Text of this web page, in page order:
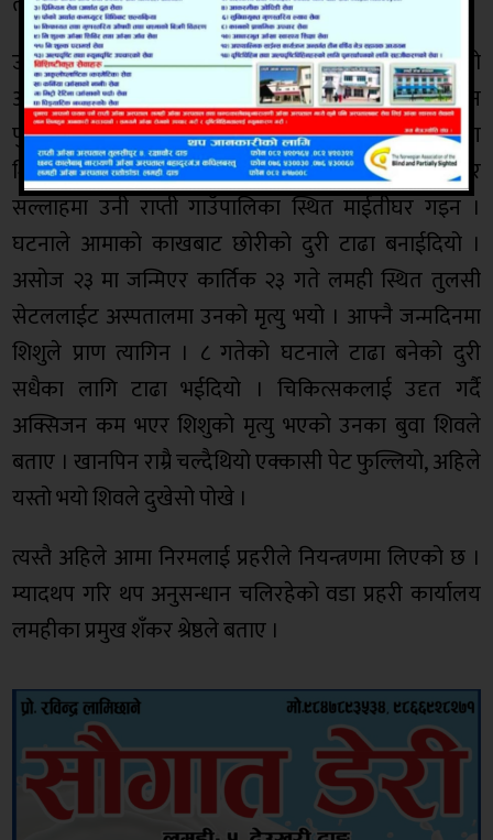
उनलाई आमाको न्यानो काख चाहिन्थ्यो । पोसिलो आहारको
आबस्यक्ता थियो । विभिन्न आबस्यक्ताबाट शिशु बञ्चित हुन
पुगिन । डिस्चार्जको बेलापनि चिकित्सकले अर्धचेत आमासँग
शिशुको दुरी कायम गर्न सल्लाह दिए । सोही अनुरुप घर
सल्लाहमा उनी राप्ती गाउँपालिका स्थित माईतीघर गइन ।
घटनाले आमाको काखबाट छोरीको दुरी टाढा बनाईदियो ।
असोज २३ मा जन्मिएर कार्तिक २३ गते लमही स्थित तुलसी
सेटललाईट अस्पतालमा उनको मृत्यु भयो । आफ्नै जन्मदिनमा
शिशुले प्राण त्यागिन । ८ गतेको घटनाले टाढा बनेको दुरी
सधैका लागि टाढा भईदियो । चिकित्सकलाई उदृत गर्दै
अक्सिजन कम भएर शिशुको मृत्यु भएको उनका बुवा शिवले
बताए । खानपिन राम्रै चल्दैथियो एक्कासी पेट फुल्लियो, अहिले
यस्तो भयो शिवले दुखेसो पोखे ।
त्यस्तै अहिले आमा निरमलाई प्रहरीले नियन्त्रणमा लिएको छ ।
म्यादथप गरि थप अनुसन्धान चलिरहेको वडा प्रहरी कार्यालय
लमहीका प्रमुख शँकर श्रेष्ठले बताए ।